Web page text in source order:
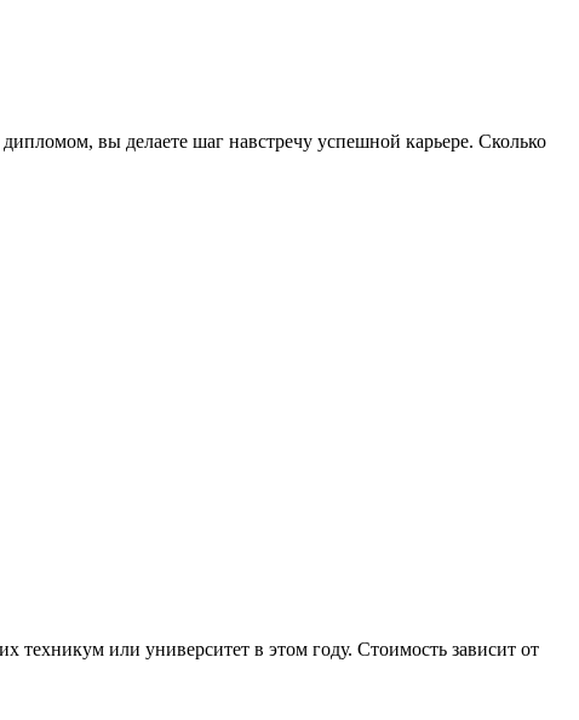
вы делаете шаг навстречу успешной карьере. Сколько
техникум или университет в этом году. Стоимость зависит от